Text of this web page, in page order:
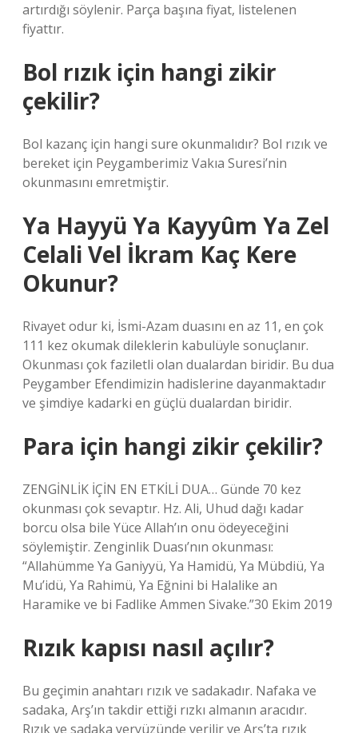
artırdığı söylenir. Parça başına fiyat, listelenen
fiyattır.
Bol rızık için hangi zikir
çekilir?
Bol kazanç için hangi sure okunmalıdır? Bol rızık ve
bereket için Peygamberimiz Vakıa Suresi’nin
okunmasını emretmiştir.
Ya Hayyü Ya Kayyûm Ya Zel
Celali Vel İkram Kaç Kere
Okunur?
Rivayet odur ki, İsmi-Azam duasını en az 11, en çok
111 kez okumak dileklerin kabulüyle sonuçlanır.
Okunması çok faziletli olan dualardan biridir. Bu dua
Peygamber Efendimizin hadislerine dayanmaktadır
ve şimdiye kadarki en güçlü dualardan biridir.
Para için hangi zikir çekilir?
ZENGİNLİK İÇİN EN ETKİLİ DUA… Günde 70 kez
okunması çok sevaptır. Hz. Ali, Uhud dağı kadar
borcu olsa bile Yüce Allah’ın onu ödeyeceğini
söylemiştir. Zenginlik Duası’nın okunması:
“Allahümme Ya Ganiyyü, Ya Hamidü, Ya Mübdiü, Ya
Mu’idü, Ya Rahimü, Ya Eğnini bi Halalike an
Haramike ve bi Fadlike Ammen Sivake.”30 Ekim 2019
Rızık kapısı nasıl açılır?
Bu geçimin anahtarı rızık ve sadakadır. Nafaka ve
sadaka, Arş’ın takdir ettiği rızkı almanın aracıdır.
Rızık ve sadaka yeryüzünde verilir ve Arş’ta rızık